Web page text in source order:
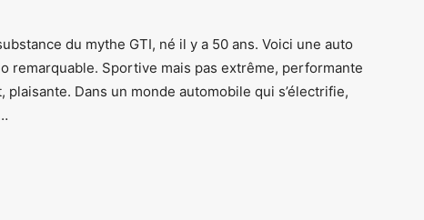
du mythe GTI, né il y a 50 ans. Voici une auto
remarquable. Sportive mais pas extrême, performante
Dans un monde automobile qui s’électrifie,